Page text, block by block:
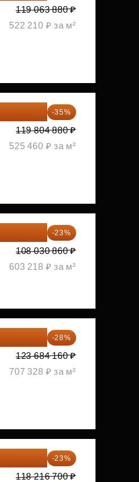
119 063 880 ₽
522 210 ₽ за м²
-35%
119 804 880 ₽
525 460 ₽ за м²
-23%
108 030 860 ₽
603 218 ₽ за м²
-28%
123 684 160 ₽
707 328 ₽ за м²
-23%
118 216 700 ₽